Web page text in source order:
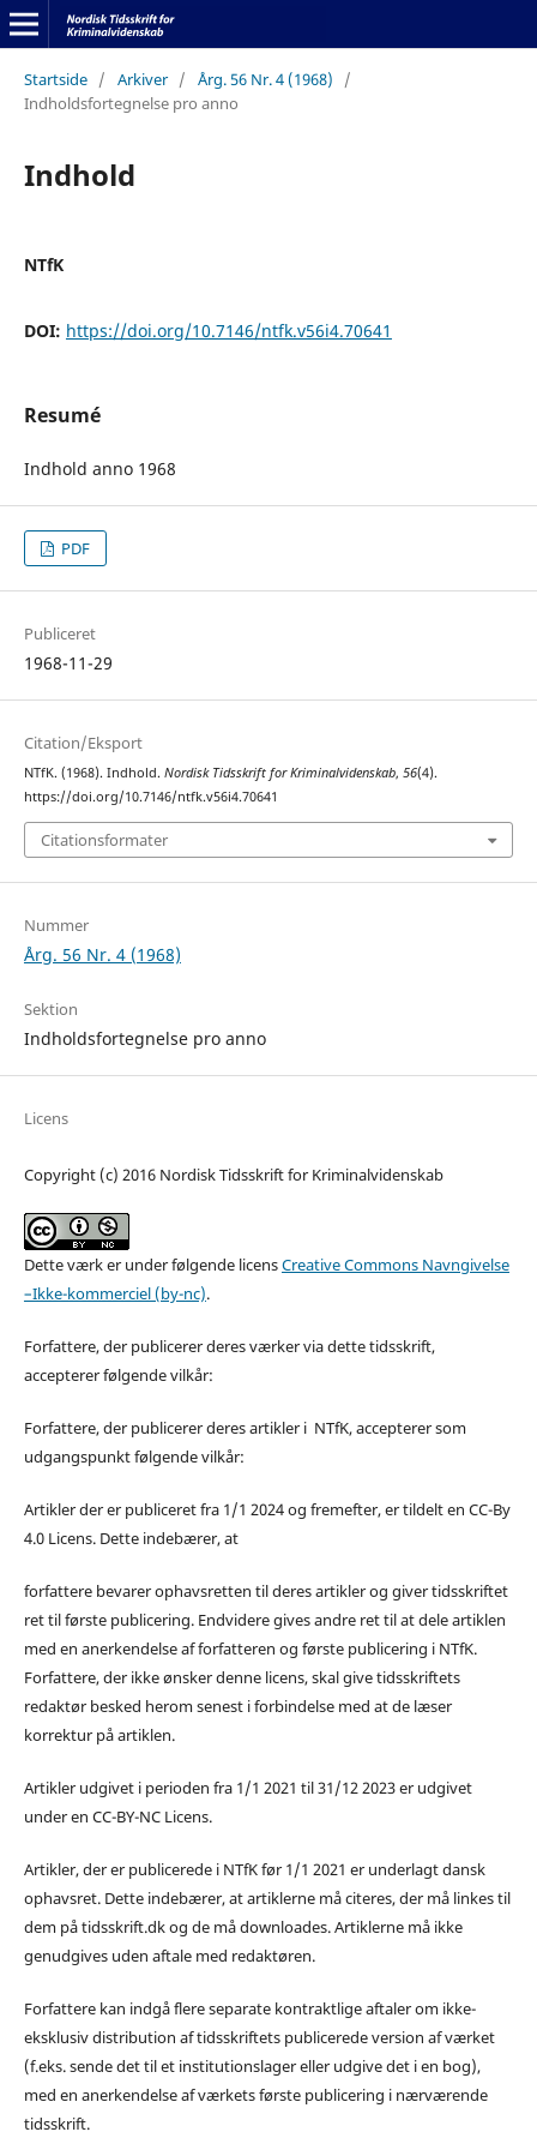
Startside / Arkiver / Årg. 56 Nr. 4 (1968)
/
Indholdsfortegnelse pro anno
Indhold
NTfK
DOI: https://doi.org/10.7146/ntfk.v56i4.70641
Resumé
Indhold anno 1968
PDF
Publiceret
1968-11-29
Citation/Eksport
NTfK. (1968). Indhold. Nordisk Tidsskrift for Kriminalvidenskab, 56(4).
https://doi.org/10.7146/ntfk.v56i4.70641
Citationsformater
Nummer
Årg. 56 Nr. 4 (1968)
Sektion
Indholdsfortegnelse pro anno
Licens
Copyright (c) 2016 Nordisk Tidsskrift for Kriminalvidenskab
Dette værk er under følgende licensCreative Commons Navngivelse
–Ikke-kommerciel (by-nc).
Forfattere, der publicerer deres værker via dette tidsskrift,
accepterer følgende vilkår:
Forfattere, der publicerer deres artikler i NTfK, accepterer som
udgangspunkt følgende vilkår:
Artikler der er publiceret fra 1/1 2024 og fremefter, er tildelt en CC-By
4.0 Licens. Dette indebærer, at
forfattere bevarer ophavsretten til deres artikler og giver tidsskriftet
ret til første publicering. Endvidere gives andre ret til at dele artiklen
med en anerkendelse af forfatteren og første publicering i NTfK.
Forfattere, der ikke ønsker denne licens, skal give tidsskriftets
redaktør besked herom senest i forbindelse med at de læser
korrektur på artiklen.
Artikler udgivet i perioden fra 1/1 2021 til 31/12 2023 er udgivet
under en CC-BY-NC Licens.
Artikler, der er publicerede i NTfK før 1/1 2021 er underlagt dansk
ophavsret. Dette indebærer, at artiklerne må citeres, der må linkes til
dem på tidsskrift.dk og de må downloades. Artiklerne må ikke
genudgives uden aftale med redaktøren.
Forfattere kan indgå flere separate kontraktlige aftaler om ikke-
eksklusiv distribution af tidsskriftets publicerede version af værket
(f.eks. sende det til et institutionslager eller udgive det i en bog),
med en anerkendelse af værkets første publicering i nærværende
tidsskrift.